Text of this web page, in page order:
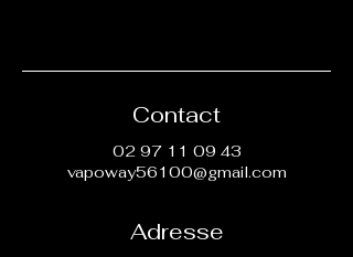
définis : 0,3,6,12 ou 18 mg.
Contact
02 97 11 09 43
vapoway56100@gmail.com
Adresse